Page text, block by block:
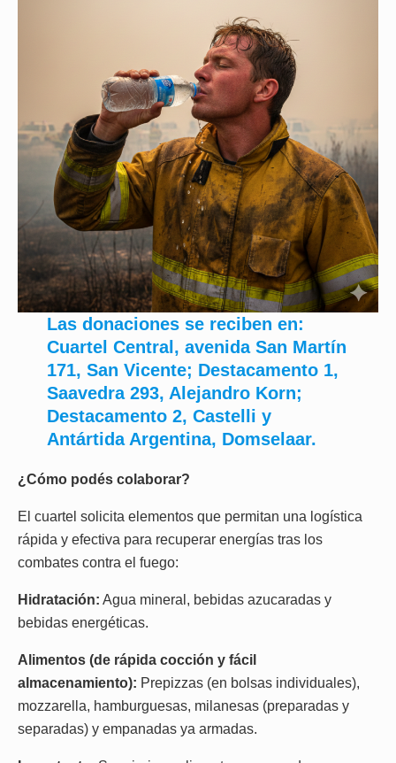
Las donaciones se reciben en:
Cuartel Central, avenida San Martín
171, San Vicente; Destacamento 1,
Saavedra 293, Alejandro Korn;
Destacamento 2, Castelli y
Antártida Argentina, Domselaar.
¿Cómo podés colaborar?
El cuartel solicita elementos que permitan una logística
rápida y efectiva para recuperar energías tras los
combates contra el fuego:
Hidratación: Agua mineral, bebidas azucaradas y
bebidas energéticas.
Alimentos (de rápida cocción y fácil
almacenamiento): Prepizzas (en bolsas individuales),
mozzarella, hamburguesas, milanesas (preparadas y
separadas) y empanadas ya armadas.